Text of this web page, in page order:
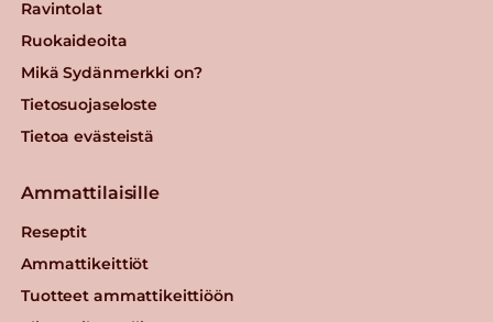
Ravintolat
Ruokaideoita
Mikä Sydänmerkki on?
Tietosuojaseloste
Tietoa evästeistä
Ammattilaisille
Reseptit
Ammattikeittiöt
Tuotteet ammattikeittiöön